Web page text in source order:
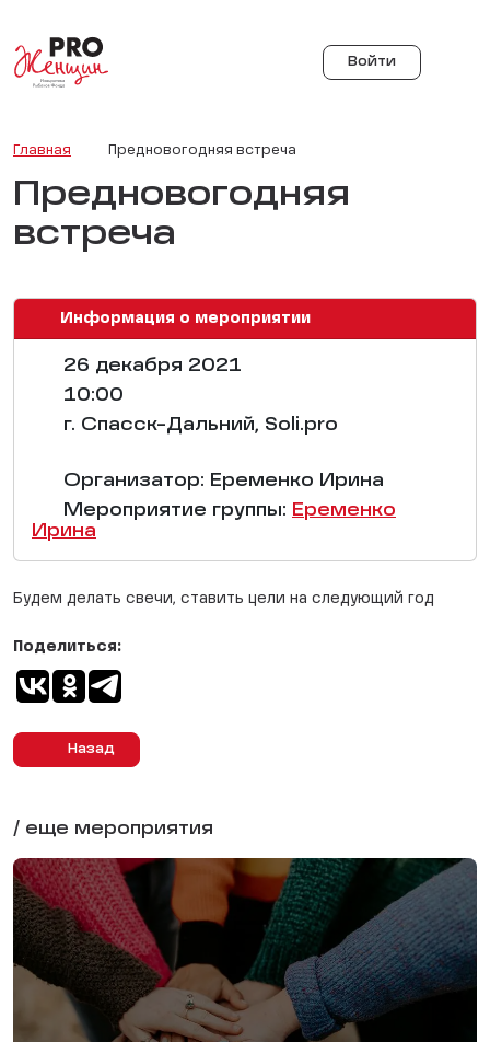
Войти
Главная Предновогодняя встреча
Предновогодняя
встреча
Информация о мероприятии
26 декабря 2021
10:00
г. Спасск-Дальний, Soli.pro
Организатор: Еременко Ирина
Мероприятие группы: Еременко
Ирина
Будем делать свечи, ставить цели на следующий год
Назад
Поделиться:
/ еще мероприятия